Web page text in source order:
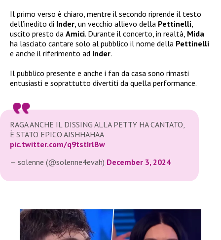
Il primo verso è chiaro, mentre il secondo riprende il testo
dell’inedito di Inder, un vecchio allievo della Pettinelli,
uscito presto da Amici. Durante il concerto, in realtà, Mida
ha lasciato cantare solo al pubblico il nome della Pettinelli
e anche il riferimento ad Inder.
Il pubblico presente e anche i fan da casa sono rimasti
entusiasti e soprattutto divertiti da quella performance.
RAGA ANCHE IL DISSING ALLA PETTY HA CANTATO,
È STATO EPICO AJSHHAHAA
pic.twitter.com/q9tstIrlBw
— solenne (@solenne4evah) December 3, 2024